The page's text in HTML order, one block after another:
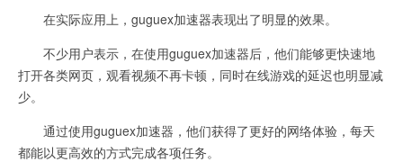
在实际应用上，guguex加速器表现出了明显的效果。
不少用户表示，在使用guguex加速器后，他们能够更快速地
打开各类网页，观看视频不再卡顿，同时在线游戏的延迟也明显减
少。
通过使用guguex加速器，他们获得了更好的网络体验，每天
都能以更高效的方式完成各项任务。